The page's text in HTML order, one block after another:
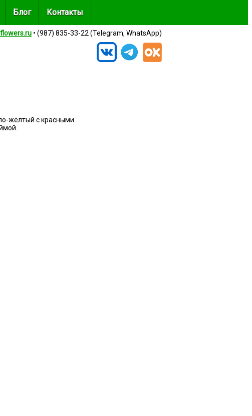
Блог Контакты
• (987) 835-33-22 (Telegram, WhatsApp)
жёлтый с красными